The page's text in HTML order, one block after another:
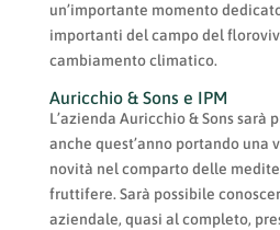
un’importante momento
importanti del campo del
cambiamento climatico.
Auricchio & Sons e IPM
L’azienda Auricchio & Sons sarà
anche quest’anno portando una
novità nel comparto delle
fruttifere. Sarà possibile
aziendale, quasi al completo,